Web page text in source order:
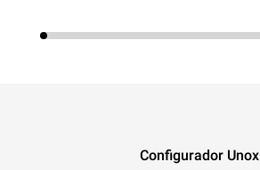
Configurador Unox